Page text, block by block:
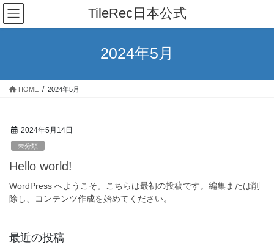
コ
ン
テ
ス
ナ
ビ
ゲ
ン
TileRec日本公式
2024年5月
HOME 2024年5月
2024年5月14日
未分類
Hello world!
WordPress へようこそ。こちらは最初の投稿です。編集または削
除し、コンテンツ作成を始めてください。
最近の投稿